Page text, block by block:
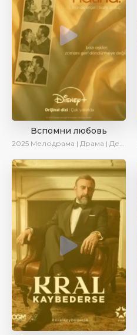
Вспомни любовь
2025 Мелодрама | Драма | Детектив | Комедия | Новинки | Сериалы 2025